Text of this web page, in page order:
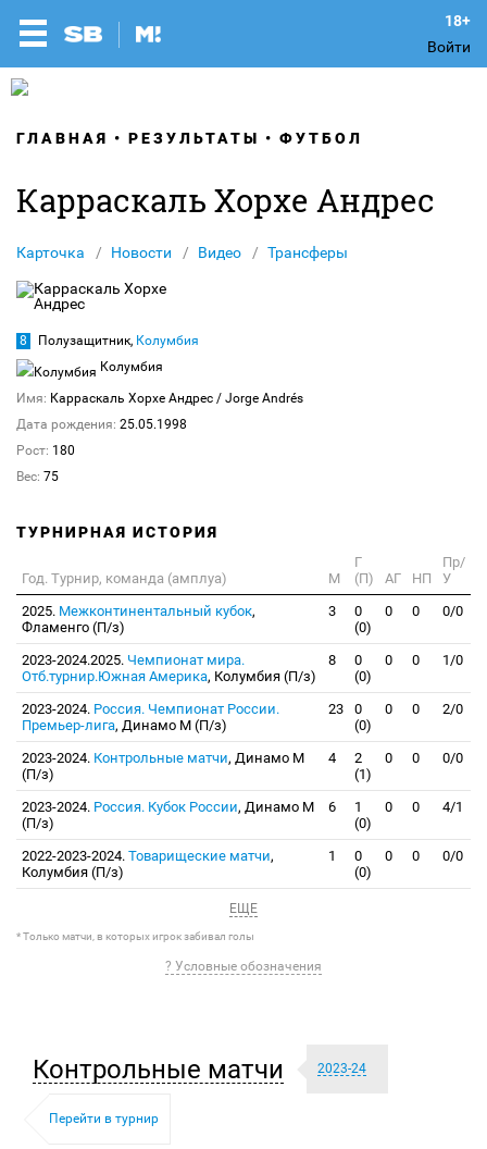
Войти
ГЛАВНАЯ РЕЗУЛЬТАТЫ ФУТБОЛ
Карраскаль Хорхе Андрес
Карточка Новости Видео Трансферы
8 Полузащитник, Колумбия
Колумбия
Имя: Карраскаль Хорхе Андрес / Jorge Andrés
Дата рождения: 25.05.1998
Рост: 180
Вес: 75
ТУРНИРНАЯ ИСТОРИЯ
Год. Турнир, команда (амплуа) М
Г
(П)
АГ НП
Пр/
У
2025. Межконтинентальный кубок,
Фламенго (П/з)
3
0
(0)
0 0 0/0
2023-2024.2025. Чемпионат мира.
Отб.турнир.Южная Америка, Колумбия (П/з)
8
0
(0)
0 0 1/0
2023-2024. Россия. Чемпионат России.
Премьер-лига, Динамо М (П/з)
23
0
(0)
0 0 2/0
2023-2024. Контрольные матчи, Динамо М
(П/з)
4
2
(1)
0 0 0/0
2023-2024. Россия. Кубок России, Динамо М
(П/з)
6
1
(0)
0 0 4/1
2022-2023-2024. Товарищеские матчи,
Колумбия (П/з)
1
0
(0)
0 0 0/0
ЕЩЕ
* Только матчи, в которых игрок забивал голы
? Условные обозначения
Контрольные матчи 2023-24
Перейти в турнир